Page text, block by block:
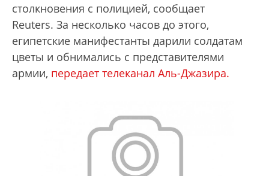
столкновения с полицией, сообщает
Reuters. За несколько часов до этого,
египетские манифестанты дарили солдатам
цветы и обнимались с представителями
армии, передает телеканал Аль-Джазира.